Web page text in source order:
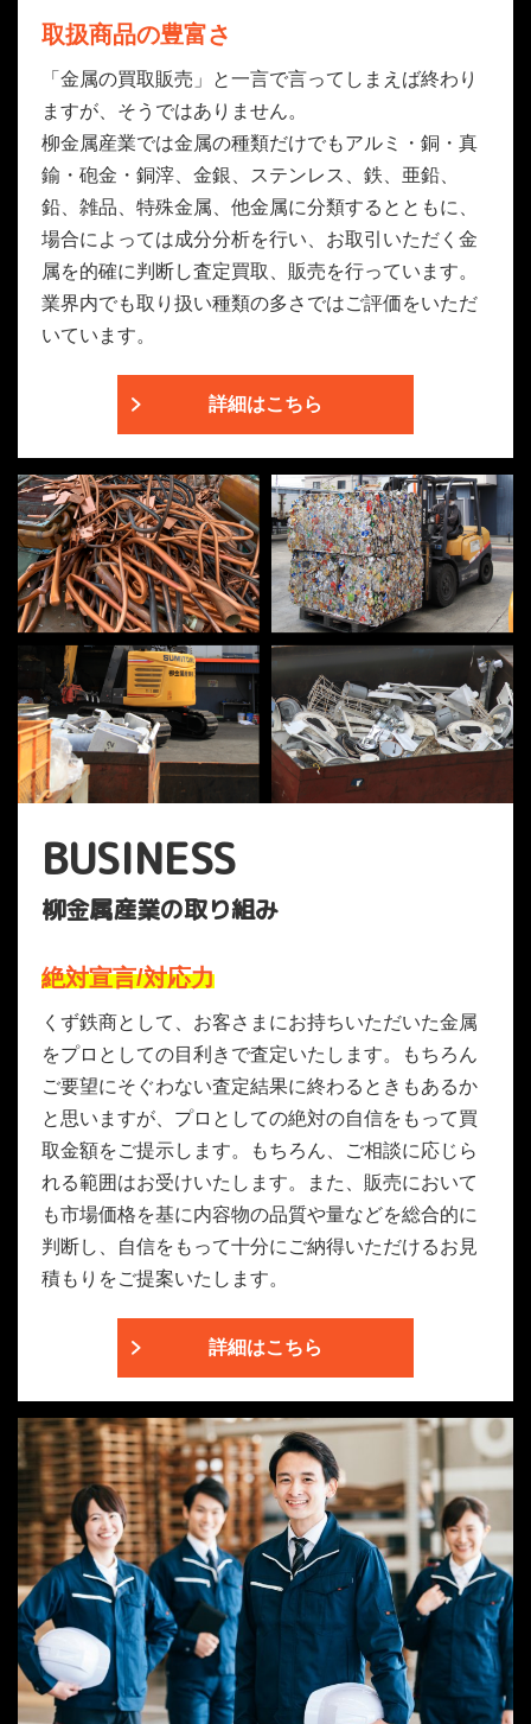
取扱商品の豊富さ
「金属の買取販売」と一言で言ってしまえば終わり
ますが、そうではありません。
柳金属産業では金属の種類だけでもアルミ・銅・真
鍮・砲金・銅滓、金銀、ステンレス、鉄、亜鉛、
鉛、雑品、特殊金属、他金属に分類するとともに、
場合によっては成分分析を行い、お取引いただく金
属を的確に判断し査定買取、販売を行っています。
業界内でも取り扱い種類の多さではご評価をいただ
いています。
詳細はこちら
BUSINESS
柳金属産業の取り組み
絶対宣言/対応力
くず鉄商として、お客さまにお持ちいただいた金属
をプロとしての目利きで査定いたします。もちろん
ご要望にそぐわない査定結果に終わるときもあるか
と思いますが、プロとしての絶対の自信をもって買
取金額をご提示します。もちろん、ご相談に応じら
れる範囲はお受けいたします。また、販売において
も市場価格を基に内容物の品質や量などを総合的に
判断し、自信をもって十分にご納得いただけるお見
積もりをご提案いたします。
詳細はこちら